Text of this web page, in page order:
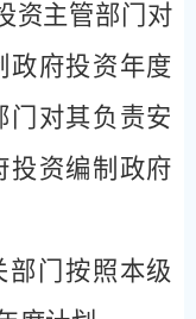
资主管部门对
政府投资年度
门对其负责安
投资编制政府
部门按照本级